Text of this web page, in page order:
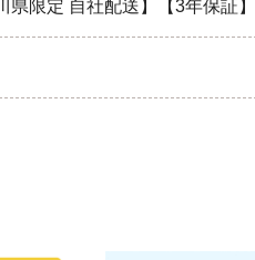
県限定 自社配送】【3年保証】